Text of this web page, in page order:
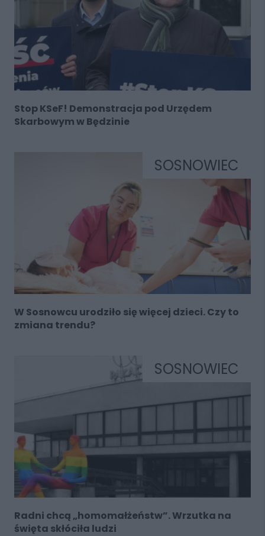
Stop KSeF! Demonstracja pod Urzędem
Skarbowym w Będzinie
SOSNOWIEC
W Sosnowcu urodziło się więcej dzieci. Czy to
zmiana trendu?
SOSNOWIEC
Radni chcą „homomałżeństw”. Wrzutka na
święta skłóciła ludzi